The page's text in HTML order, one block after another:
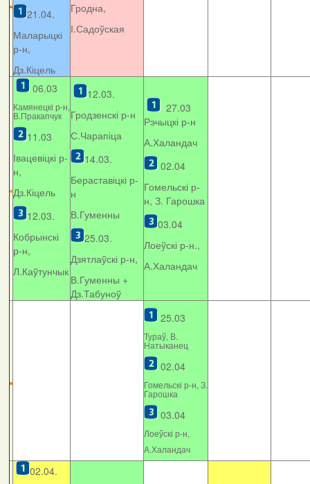
21.04.
Маларыцкі
р-н,
Дз.Кіцель
Гродна,
І.Садоўская
06.03
Камянецкі р-н,
В.Пракапчук
11.03
Івацевіцкі р-
н,
Дз.Кіцель
12.03.
Кобрынскі
р-н,
Л.Каўтунчык
12.03.
Гродзенскі р-н
С.Чарапіца
14.03.
Бераставіцкі р-
н
В.Гуменны
25.03.
Дзятлаўскі р-н,
В.Гуменны +
Дз.Табуноў
27.03
Рэчыцкі р-н
А.Халандач
02.04
Гомельскі р-
н, З. Гарошка
03.04
Лоеўскі р-н.,
А.Халандач
25.03
Тураў, В.
Натыканец
02.04
Гомельскі р-н, З.
Гарошка
03.04
Лоеўскі р-н,
А.Халандач
02.04.